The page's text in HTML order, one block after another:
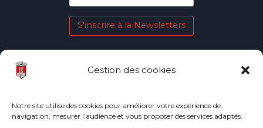
Gestion des cookies
Notre site utilise des cookies pour améliorer votre expérience de
navigation, mesurer l’audience et vous proposer des services adaptés.
S'inscrire à la Newsletters
Plan du site
La Commune
Au quotidien